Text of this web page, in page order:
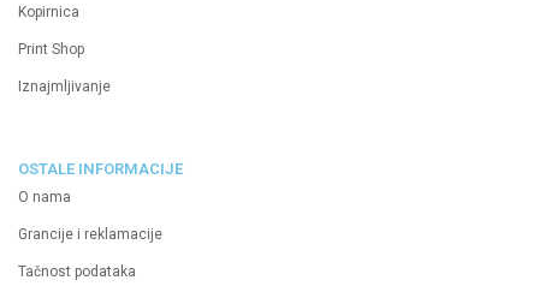
Kopirnica
Print Shop
Iznajmljivanje
OSTALE INFORMACIJE
O nama
Grancije i reklamacije
Tačnost podataka